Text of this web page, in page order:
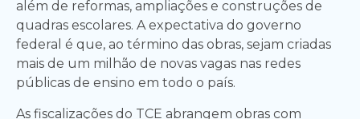
além de reformas, ampliações e construções de
quadras escolares. A expectativa do governo
federal é que, ao término das obras, sejam criadas
mais de um milhão de novas vagas nas redes
públicas de ensino em todo o país.
As fiscalizações do TCE abrangem obras com